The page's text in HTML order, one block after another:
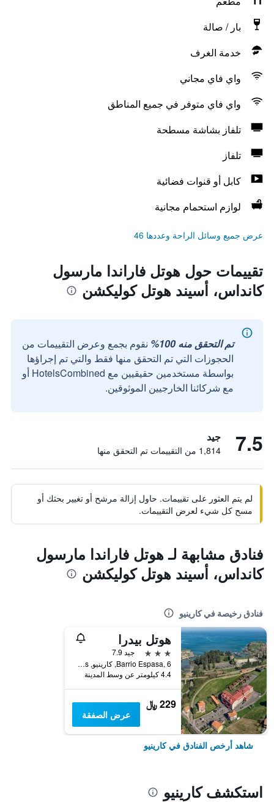
بار / صالة
خدمة الغرف
واي فاي مجاني
واي فاي متوفر في جميع المناطق
تلفاز بشاشة مسطحة
تلفاز
كابل أو قنوات فضائية
لوازم استحمام مجانية
عرض جميع وسائل الراحة وعددها 46
تقييمات حول هوتل فاراندا مارسول
كانداس، أسيند هوتل كوليكشن
تم التحقق منه 100%
نقوم بجمع وعرض التقييمات من
الحجوزات التي تم التحقق منها فقط والتي تم إجراؤها
بواسطة مستخدمين حقيقيين مع HotelsCombined أو
مع شركائنا الخارجيين الموثوقين.
7.5 جيد
1,814 من التقييمات تم التحقق منها
لم يتم العثور على تقييمات. حاول إزالة مرشح أو تغيير بحثك أو
مسح كل شيء لعرض التقييمات.
فنادق مشابهة لـ هوتل فاراندا مارسول
كانداس، أسيند هوتل كوليكشن
فنادق رخيصة في كارينيو
هوتل بيدرا
3 نجوم
جيد 7.9
Barrio Espasa, 6, كارينيو, Asturias, أسبانيا
4.4 كيلومتر عن وسط المدينة
229 ﷼
عرض الصفقة
شاهد أرخص الفنادق في كارينيو
استكشف كارينيو